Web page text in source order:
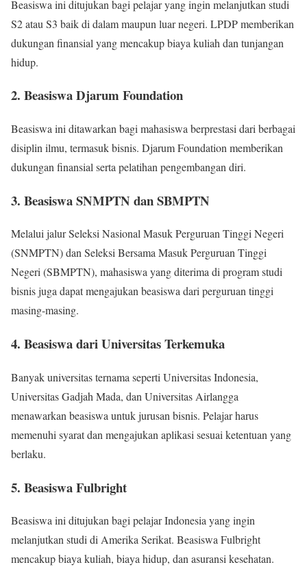
Beasiswa ini ditujukan bagi pelajar yang ingin melanjutkan studi
S2 atau S3 baik di dalam maupun luar negeri. LPDP memberikan
dukungan finansial yang mencakup biaya kuliah dan tunjangan
hidup.
2. Beasiswa Djarum Foundation
Beasiswa ini ditawarkan bagi mahasiswa berprestasi dari berbagai
disiplin ilmu, termasuk bisnis. Djarum Foundation memberikan
dukungan finansial serta pelatihan pengembangan diri.
3. Beasiswa SNMPTN dan SBMPTN
Melalui jalur Seleksi Nasional Masuk Perguruan Tinggi Negeri
(SNMPTN) dan Seleksi Bersama Masuk Perguruan Tinggi
Negeri (SBMPTN), mahasiswa yang diterima di program studi
bisnis juga dapat mengajukan beasiswa dari perguruan tinggi
masing-masing.
4. Beasiswa dari Universitas Terkemuka
Banyak universitas ternama seperti Universitas Indonesia,
Universitas Gadjah Mada, dan Universitas Airlangga
menawarkan beasiswa untuk jurusan bisnis. Pelajar harus
memenuhi syarat dan mengajukan aplikasi sesuai ketentuan yang
berlaku.
5. Beasiswa Fulbright
Beasiswa ini ditujukan bagi pelajar Indonesia yang ingin
melanjutkan studi di Amerika Serikat. Beasiswa Fulbright
mencakup biaya kuliah, biaya hidup, dan asuransi kesehatan.